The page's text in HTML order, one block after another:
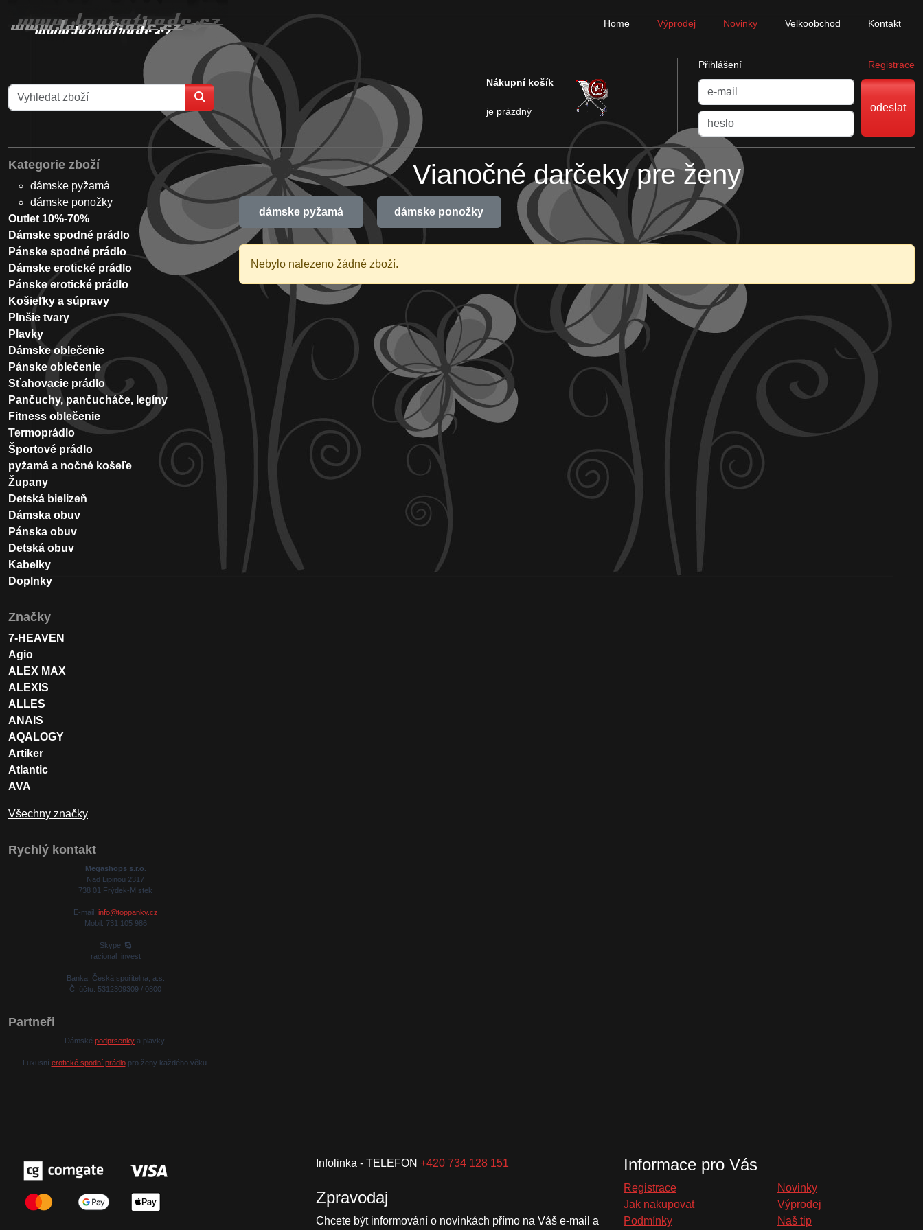
Home Výprodej Novinky Velkoobchod Kontakt
Nákupní košík
je prázdný
Přihlášení Registrace
odeslat
Vianočné darčeky pre ženy
dámske pyžamá dámske ponožky
Nebylo nalezeno žádné zboží.
Kategorie zboží
dámske pyžamá
dámske ponožky
Outlet 10%-70%
Dámske spodné prádlo
Pánske spodné prádlo
Dámske erotické prádlo
Pánske erotické prádlo
Košieľky a súpravy
Plnšie tvary
Plavky
Dámske oblečenie
Pánske oblečenie
Sťahovacie prádlo
Pančuchy, pančucháče, legíny
Fitness oblečenie
Termoprádlo
Športové prádlo
pyžamá a nočné košeľe
Župany
Detská bielizeň
Dámska obuv
Pánska obuv
Detská obuv
Kabelky
Doplnky
Značky
7-HEAVEN
Agio
ALEX MAX
ALEXIS
ALLES
ANAIS
AQALOGY
Artiker
Atlantic
AVA
Všechny značky
Rychlý kontakt
Megashops s.r.o.
Nad Lipinou 2317
738 01 Frýdek-Místek
E-mail: info@toppanky.cz
Mobil: 731 105 986
Skype:
racional_invest
Banka: Česká spořitelna, a.s.
Č. účtu: 5312309309 / 0800
Partneři
Dámské podprsenky a plavky.
Luxusní erotické spodní prádlopro ženy každého věku.
Infolinka - TELEFON +420 734 128 151
Zpravodaj
Chcete být informování o novinkách přímo na Váš e-mail a
Informace pro Vás
Registrace
Jak nakupovat
Podmínky
Novinky
Výprodej
Naš tip